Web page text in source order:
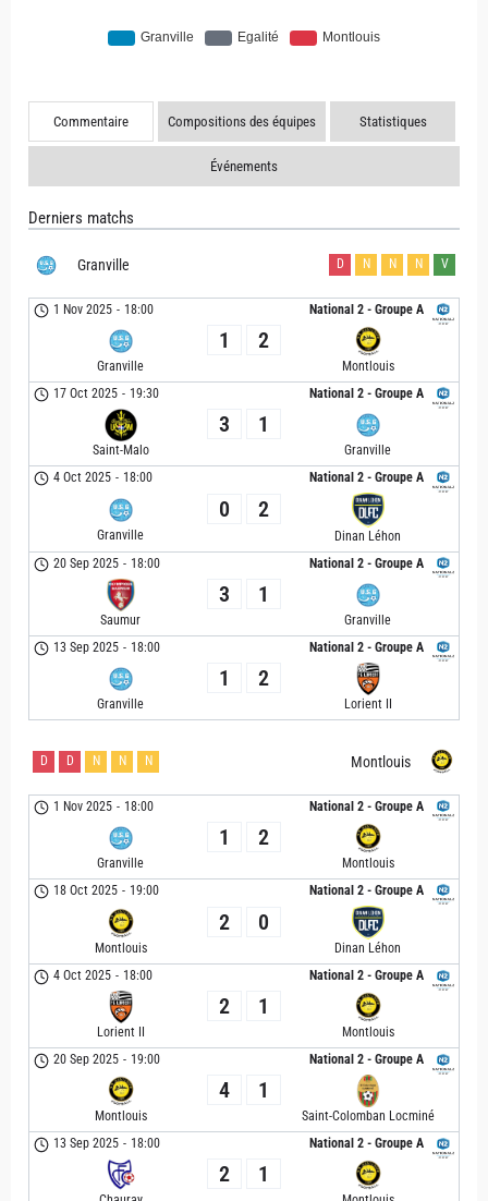
Commentaire Compositions des équipes Statistiques
Événements
Derniers matchs
Granville D N N N V
National 2 - Groupe A
1 Nov 2025 - 18:00
Granville
1 2
Montlouis
National 2 - Groupe A
17 Oct 2025 - 19:30
Saint-Malo
3 1
Granville
National 2 - Groupe A
4 Oct 2025 - 18:00
Granville
0 2
Dinan Léhon
National 2 - Groupe A
20 Sep 2025 - 18:00
Saumur
3 1
Granville
National 2 - Groupe A
13 Sep 2025 - 18:00
Granville
1 2
Lorient II
Montlouis
D D N N N
National 2 - Groupe A
1 Nov 2025 - 18:00
Granville
1 2
Montlouis
National 2 - Groupe A
18 Oct 2025 - 19:00
Montlouis
2 0
Dinan Léhon
National 2 - Groupe A
4 Oct 2025 - 18:00
Lorient II
2 1
Montlouis
National 2 - Groupe A
20 Sep 2025 - 19:00
Montlouis
4 1
Saint-Colomban Locminé
National 2 - Groupe A
13 Sep 2025 - 18:00
2 1